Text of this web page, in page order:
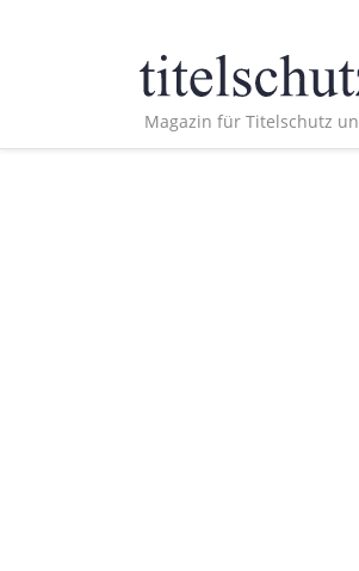
Magazin für Titelschutz